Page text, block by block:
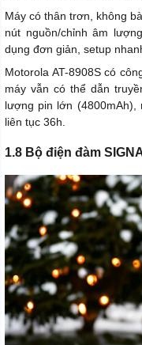
Máy có thân trơn, không
nút nguồn/chỉnh âm
dụng đơn giản, setup
Motorola AT-8908S có
máy vẫn có thể dẫn
lượng pin lớn
liên tục 36h.
1.8 Bộ điện đàm